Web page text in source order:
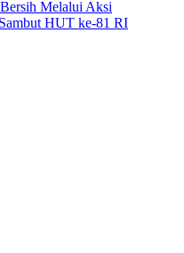
Melalui Aksi
HUT ke-81 RI